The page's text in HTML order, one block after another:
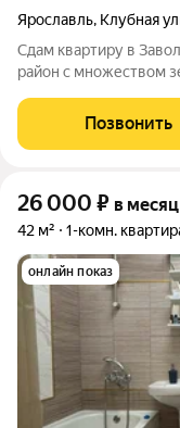
Ярославль, Клубная
Сдам квартиру в
район с множеством
прихожей и сан узла ,
Отличный дизайн ,
Позвонить
26 000 ₽ в месяц
42 м² 1-комн.
онлайн показ